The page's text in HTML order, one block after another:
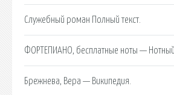
Служебный роман Полный текст.
ФОРТЕПИАНО, бесплатные ноты —
Брежнева, Вера — Википедия.